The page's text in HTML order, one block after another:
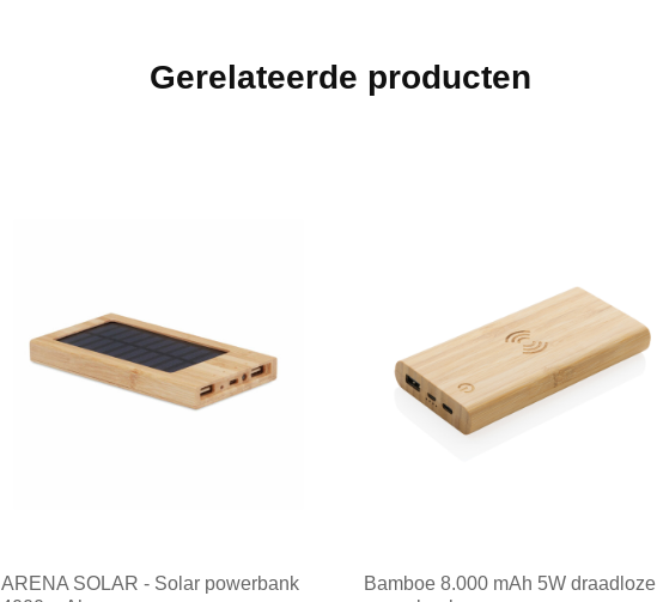
Gerelateerde producten
ARENA SOLAR - Solar powerbank
Bamboe 8.000 mAh 5W draadloze